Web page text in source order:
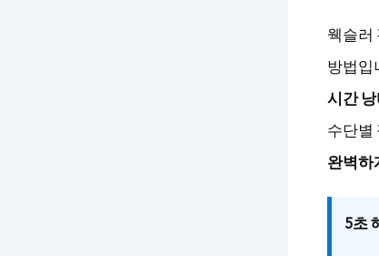
웩슬러
방법입
시간
수단별
완벽하
5초